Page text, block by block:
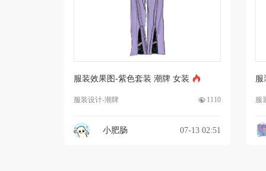
服装效果图-紫色套装 潮牌 女装
服装设计-潮牌 1110
小肥肠 07-13 02:51
服
服